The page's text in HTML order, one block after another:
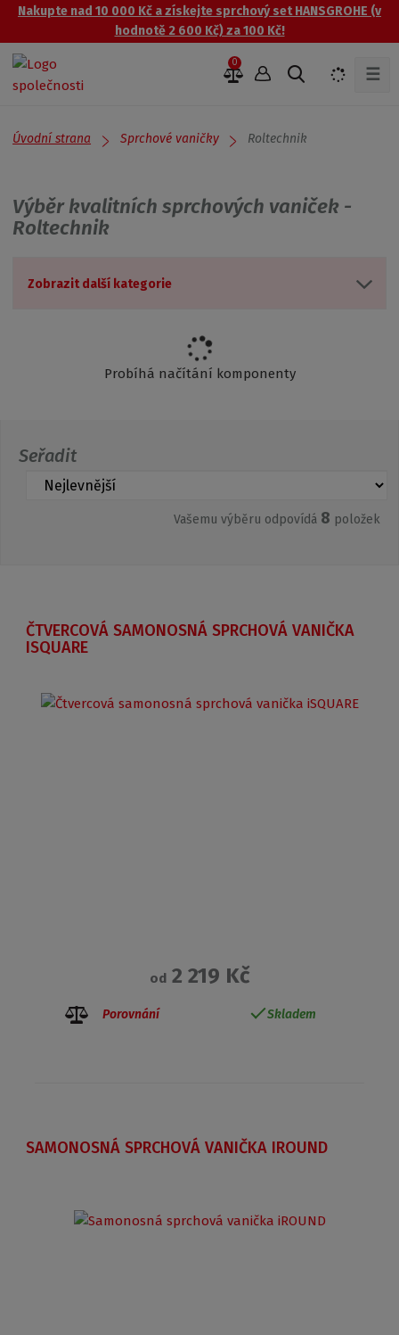
Nakupte nad 10 000 Kč a získejte sprchový set HANSGROHE (v
hodnotě 2 600 Kč) za 100 Kč!
t
0
☰
Úvodní strana Sprchové vaničky Roltechnik
Výběr kvalitních sprchových vaniček -
Roltechnik
Zobrazit další kategorie
Probíhá načítání komponenty
Seřadit
Vašemu výběru odpovídá 8 položek
ČTVERCOVÁ SAMONOSNÁ SPRCHOVÁ VANIČKA
ISQUARE
od2 219 Kč
Porovnání Skladem
SAMONOSNÁ SPRCHOVÁ VANIČKA IROUND